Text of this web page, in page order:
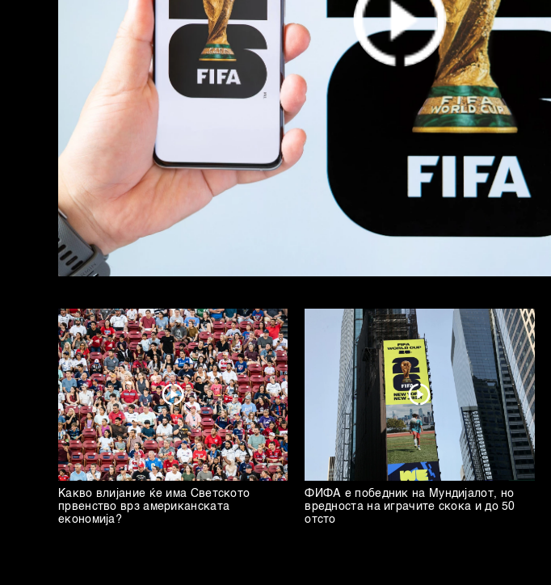
Какво влијание ќе има Светското
првенство врз американската
економија?
ФИФА е победник на Мундијалот, но
вредноста на играчите скока и до 50
отсто